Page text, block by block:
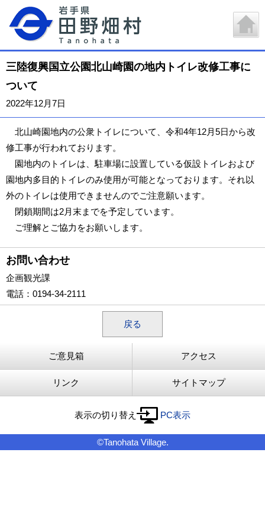
三陸復興国立公園北山崎園の地内トイレ改修工事に
ついて
2022年12月7日
北山崎園地内の公衆トイレについて、令和4年12月5日から改
修工事が行われております。
園地内のトイレは、駐車場に設置している仮設トイレおよび
園地内多目的トイレのみ使用が可能となっております。それ以
外のトイレは使用できませんのでご注意願います。
閉鎖期間は2月末までを予定しています。
ご理解とご協力をお願いします。
お問い合わせ
企画観光課
電話 ：0194-34-2111
戻る
ご意見箱 アクセス
リンク サイトマップ
表示の切り替え PC表示
©Tanohata Village.